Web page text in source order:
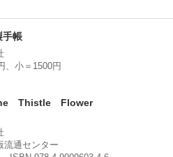
手帳
、小＝1500円
Thistle Flower
流通センター